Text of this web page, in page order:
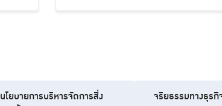
นโยบายการบริหารจัดการสิ่ง
จริยธรรมทางธุร